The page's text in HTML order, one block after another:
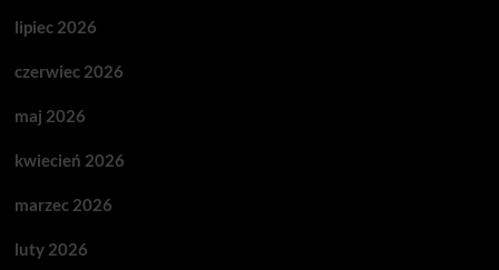
lipiec 2026
czerwiec 2026
maj 2026
kwiecień 2026
marzec 2026
luty 2026